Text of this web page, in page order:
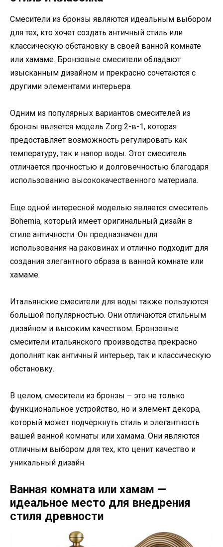
Смесители из бронзы являются идеальным выбором
для тех, кто хочет создать античный стиль или
классическую обстановку в своей ванной комнате
или хамаме. Бронзовые смесители обладают
изысканным дизайном и прекрасно сочетаются с
другими элементами интерьера.
Одним из популярных вариантов смесителей из
бронзы является модель Zorg 2-в-1, которая
предоставляет возможность регулировать как
температуру, так и напор воды. Этот смеситель
отличается прочностью и долговечностью благодаря
использованию высококачественного материала.
Еще одной интересной моделью является смеситель
Bohemia, который имеет оригинальный дизайн в
стиле античности. Он предназначен для
использования на раковинах и отлично подходит для
создания элегантного образа в ванной комнате или
хамаме.
Итальянские смесители для воды также пользуются
большой популярностью. Они отличаются стильным
дизайном и высоким качеством. Бронзовые
смесители итальянского производства прекрасно
дополнят как античный интерьер, так и классическую
обстановку.
В целом, смесители из бронзы – это не только
функциональное устройство, но и элемент декора,
который может подчеркнуть стиль и элегантность
вашей ванной комнаты или хамама. Они являются
отличным выбором для тех, кто ценит качество и
уникальный дизайн.
Ванная комната или хамам —
идеальное место для внедрения
стиля древности